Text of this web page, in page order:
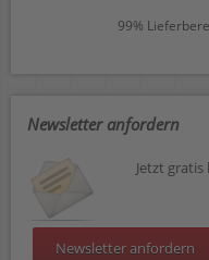
99%
Newsletter anfordern
Jetzt gratis
Newsletter anfordern